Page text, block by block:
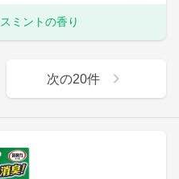
ミントの香り
次の20件